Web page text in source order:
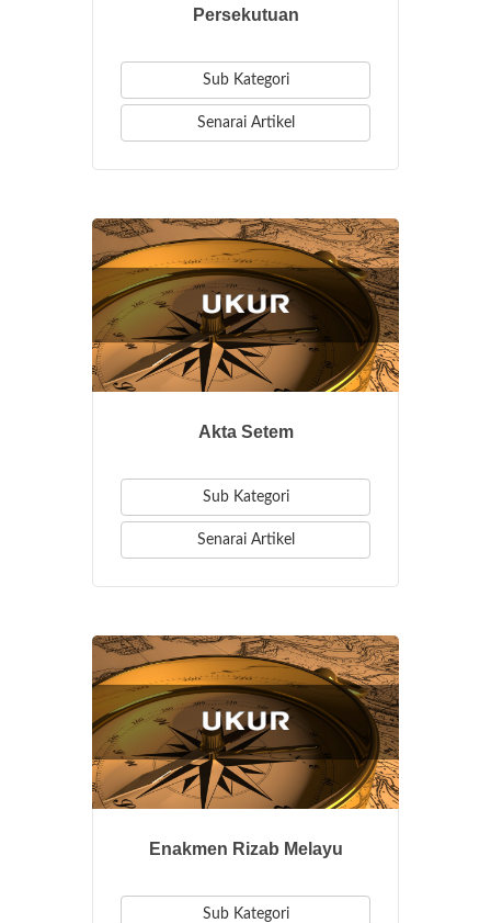
Persekutuan
Sub Kategori
Senarai Artikel
Akta Setem
Sub Kategori
Senarai Artikel
Enakmen Rizab Melayu
Sub Kategori